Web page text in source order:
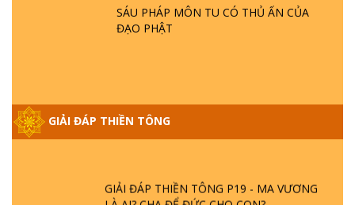
SÁU PHÁP MÔN TU CÓ THỦ ẤN CỦA
ĐẠO PHẬT
GIẢI ĐÁP THIỀN TÔNG
GIẢI ĐÁP VỀ LỄ TIỄN THIỀN TÔNG SƯ
GIẢI ĐÁP THIỀN TÔNG ĐẶC BIỆT PHẦN 20
- BÁC NGUYỄN NHÂN LÀ AI? PHIỀN NÃO
DO ĐÂU MÀ CÓ?
GIẢI ĐÁP THIỀN TÔNG P19 - MA VƯƠNG
LÀ AI? CHA ĐỂ ĐỨC CHO CON?